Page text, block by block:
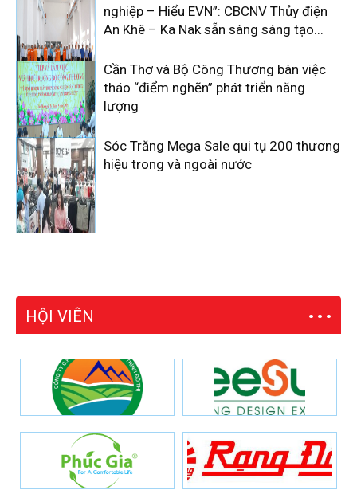
nghiệp – Hiểu EVN”: CBCNV Thủy điện
An Khê – Ka Nak sẵn sàng sáng tạo...
Cần Thơ và Bộ Công Thương bàn việc
tháo “điểm nghẽn” phát triển năng
lượng
Sóc Trăng Mega Sale qui tụ 200 thương
hiệu trong và ngoài nước
HỘI VIÊN